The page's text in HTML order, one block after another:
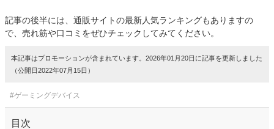
記事の後半には、通販サイトの最新人気ランキングもありますの
で、売れ筋や口コミをぜひチェックしてみてください。
本記事はプロモーションが含まれています。2026年01月20日に記事を更新しました
（公開日2022年07月15日）
#ゲーミングデバイス
目次